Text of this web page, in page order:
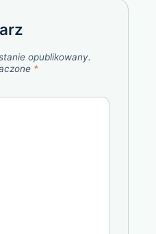
opublikowany.
*